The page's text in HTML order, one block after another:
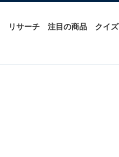
リサーチ 注目の商品 クイズ